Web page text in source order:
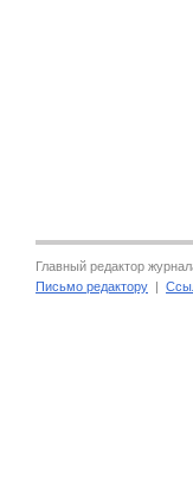
Главный редактор
Письмо редактору |